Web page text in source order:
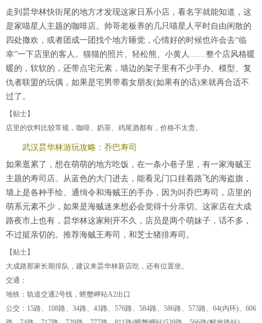
走到昙华林快街尾的地方才发现这家日系小店，看名字就能知道，这
是家喵星人主题的咖啡店。帅哥老板养的几只喵星人平时自由闲散的
四处撒欢，或者团成一团找个地方睡觉，心情好的时候也许会去“临
幸”一下店里的客人。猫猫的照片、轻松熊、小黄人……整个店风格暖
暖的，软软的，还带点宅元素，墙边的架子里有不少手办、模型、复
仇者联盟的玩偶，如果是宅男带着女朋友(如果有的话)来就再合适不
过了。
【贴士】
店里的饮料比较常规，咖啡、奶茶、鸡尾酒都有，价格不太贵。
武汉昙华林游玩攻略：乔巴寿司
如果逛累了，想在萌萌的地方吃饭，在一条小巷子里，有一家海贼王
主题的寿司店。从蓝色的大门进去，能看见门口挂着路飞的海盗旗，
墙上是各种手绘、通缉令和海贼王的手办，因为叫乔巴寿司，店里的
萌系元素不少，如果是海贼迷来想必会觉得十分亲切。这家店在大成
路夜市上也有，昙华林这家刚开不久，店员是两个萌妹子，话不多，
不过挺亲切的。推荐海贼王寿司，和芝士猪排寿司。
【贴士】
大成路那家长期排队，建议来昙华林新店吃，还有位置坐。
交通：
地铁：轨道交通2号线，螃蟹岬站A2出口
公交：15路、108路、34路、43路、576路、584路、586路、573路、64(内环)、606